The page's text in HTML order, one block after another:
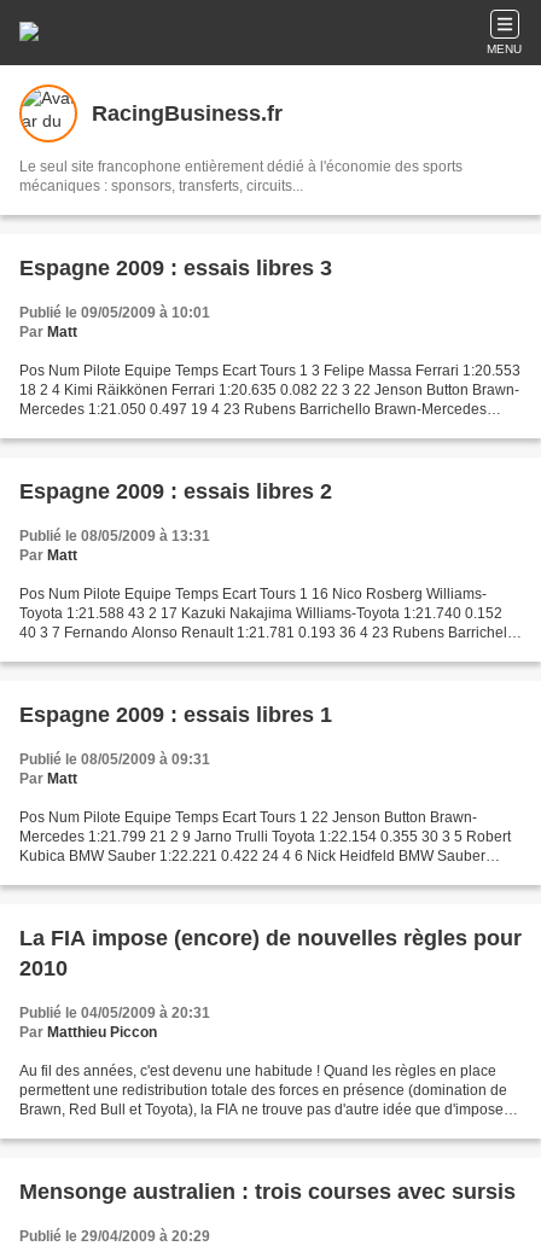
MENU
RacingBusiness.fr
Le seul site francophone entièrement dédié à l'économie des sports
mécaniques : sponsors, transferts, circuits...
Espagne 2009 : essais libres 3
Publié le 09/05/2009 à 10:01
Par Matt
Pos Num Pilote Equipe Temps Ecart Tours 1 3 Felipe Massa Ferrari 1:20.553
18 2 4 Kimi Räikkönen Ferrari 1:20.635 0.082 22 3 22 Jenson Button Brawn-
Mercedes 1:21.050 0.497 19 4 23 Rubens Barrichello Brawn-Mercedes
Espagne 2009 : essais libres 2
Publié le 08/05/2009 à 13:31
Par Matt
Pos Num Pilote Equipe Temps Ecart Tours 1 16 Nico Rosberg Williams-
Toyota 1:21.588 43 2 17 Kazuki Nakajima Williams-Toyota 1:21.740 0.152
40 3 7 Fernando Alonso Renault 1:21.781 0.193 36 4 23 Rubens Barrichello
Espagne 2009 : essais libres 1
Publié le 08/05/2009 à 09:31
Par Matt
Pos Num Pilote Equipe Temps Ecart Tours 1 22 Jenson Button Brawn-
Mercedes 1:21.799 21 2 9 Jarno Trulli Toyota 1:22.154 0.355 30 3 5 Robert
Kubica BMW Sauber 1:22.221 0.422 24 4 6 Nick Heidfeld BMW Sauber
La FIA impose (encore) de nouvelles règles pour
2010
Publié le 04/05/2009 à 20:31
Par Matthieu Piccon
Au fil des années, c'est devenu une habitude ! Quand les règles en place
permettent une redistribution totale des forces en présence (domination de
Brawn, Red Bull et Toyota), la FIA ne trouve pas d'autre idée que d'imposer
Mensonge australien : trois courses avec sursis
Publié le 29/04/2009 à 20:29